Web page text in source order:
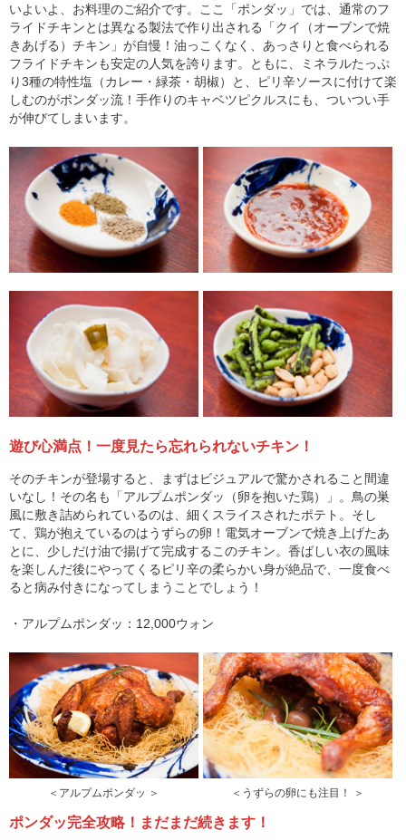
いよいよ、お料理のご紹介です。ここ「ポンダッ」では、通常のフ
ライドチキンとは異なる製法で作り出される「クイ（オーブンで焼
きあげる）チキン」が自慢！油っこくなく、あっさりと食べられる
フライドチキンも安定の人気を誇ります。ともに、ミネラルたっぷ
り3種の特性塩（カレー・緑茶・胡椒）と、ピリ辛ソースに付けて楽
しむのがポンダッ流！手作りのキャベツピクルスにも、ついつい手
が伸びてしまいます。
遊び心満点！一度見たら忘れられないチキン！
そのチキンが登場すると、まずはビジュアルで驚かされること間違
いなし！その名も「アルプムポンダッ（卵を抱いた鶏）」。鳥の巣
風に敷き詰められているのは、細くスライスされたポテト。そし
て、鶏が抱えているのはうずらの卵！電気オーブンで焼き上げたあ
とに、少しだけ油で揚げて完成するこのチキン。香ばしい衣の風味
を楽しんだ後にやってくるピリ辛の柔らかい身が絶品で、一度食べ
ると病み付きになってしまうことでしょう！
・アルプムポンダッ：12,000ウォン
＜アルプムポンダッ ＞ ＜うずらの卵にも注目！ ＞
ポンダッ完全攻略！まだまだ続きます！